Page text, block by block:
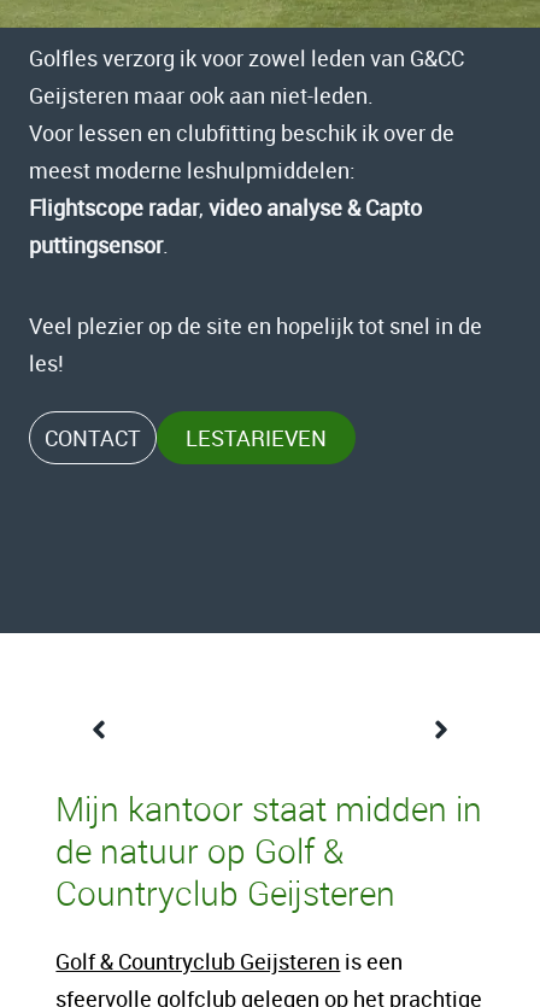
Golfles verzorg ik voor zowel leden van G&CC
Geijsteren maar ook aan niet-leden.
Voor lessen en clubfitting beschik ik over de
meest moderne leshulpmiddelen:
Flightscope radar, video analyse & Capto
puttingsensor.
Veel plezier op de site en hopelijk tot snel in de
les!
CONTACT LESTARIEVEN
Een content intro tekst. Lorem ipsum dolor
sit amet, consectetur adipis cin elit. Nunc
purus libero, interdum sed blandit acp
retium facilisis turpis. Donec dictum neque
lorem dolor.
Mijn kantoor staat midden in
de natuur op Golf &
Countryclub Geijsteren
Golf & Countryclub Geijsteren is een
sfeervolle golfclub gelegen op het prachtige